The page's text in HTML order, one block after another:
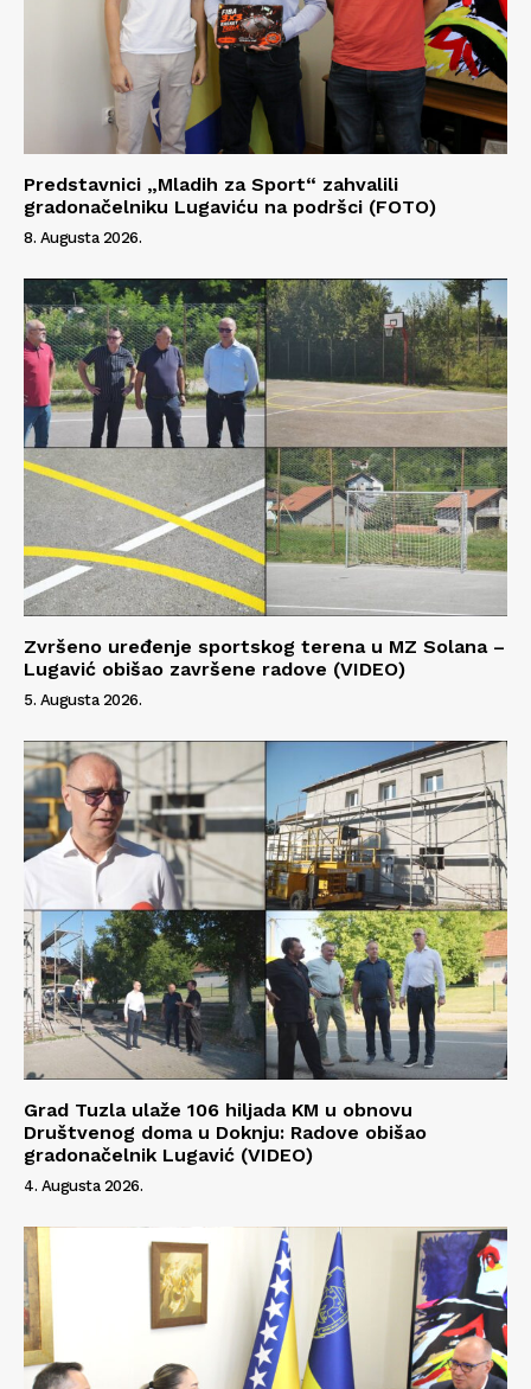
Predstavnici „Mladih za Sport“ zahvalili
gradonačelniku Lugaviću na podršci (FOTO)
8. Augusta 2026.
Zvršeno uređenje sportskog terena u MZ Solana –
Lugavić obišao završene radove (VIDEO)
5. Augusta 2026.
Grad Tuzla ulaže 106 hiljada KM u obnovu
Društvenog doma u Doknju: Radove obišao
gradonačelnik Lugavić (VIDEO)
4. Augusta 2026.